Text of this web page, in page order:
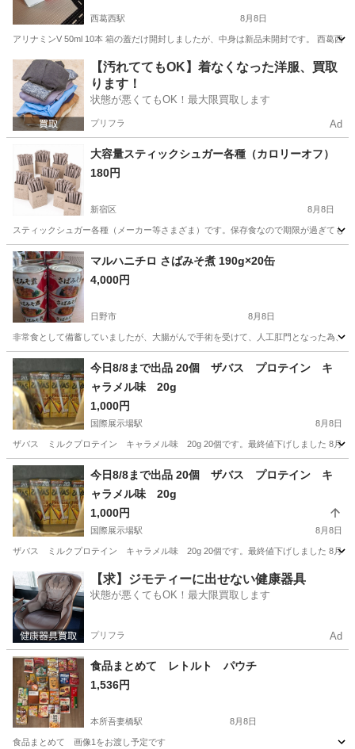
西葛西駅 8月8日
アリナミンV 50ml 10本 箱の蓋だけ開封しましたが、中身は新品未開封です。 西葛西
東京 江戸川区 西葛西駅 食品
【汚れててもOK】着なくなった洋服、買取
ります！
状態が悪くてもOK！最大限買取します
プリフラ Ad
大容量スティックシュガー各種（カロリーオフ）
180円
新宿区 8月8日
スティックシュガー各種（メーカー等さまざま）です。保存食なので期限が過ぎても
東京 新宿区 スティックシュガー
マルハニチロ さばみそ煮 190g×20缶
4,000円
日野市 8月8日
非常食として備蓄していましたが、大腸がんで手術を受けて、人工肛門となった為、
東京 日野市 食品
今日8/8まで出品 20個 ザバス プロテイン キ
ャラメル味 20g
1,000円
国際展示場駅 8月8日
ザバス ミルクプロテイン キャラメル味 20g 20個です。最終値下げしました 8月9日
東京 江東区 国際展示場駅 ザバス
今日8/8まで出品 20個 ザバス プロテイン キ
ャラメル味 20g
1,000円
国際展示場駅 8月8日
ザバス ミルクプロテイン キャラメル味 20g 20個です。最終値下げしました 8月9日
東京 江東区 国際展示場駅 食品 ザバス
【求】ジモティーに出せない健康器具
状態が悪くてもOK！最大限買取します
プリフラ Ad
食品まとめて レトルト パウチ
1,536円
本所吾妻橋駅 8月8日
食品まとめて 画像1をお渡し予定です